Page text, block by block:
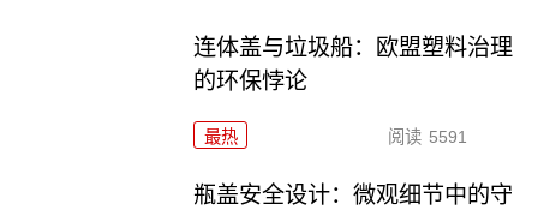
连体盖与垃圾船：欧盟塑料治理
的环保悖论
最热 阅读 5591
瓶盖安全设计：微观细节中的守